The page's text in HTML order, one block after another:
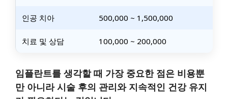
인공 치아 500,000 ~ 1,500,000
치료 및 상담 100,000 ~ 200,000
임플란트를 생각할 때 가장 중요한 점은 비용뿐
만 아니라 시술 후의 관리와 지속적인 건강 유지